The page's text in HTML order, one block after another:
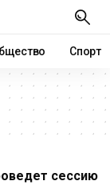
Спорт
сессию